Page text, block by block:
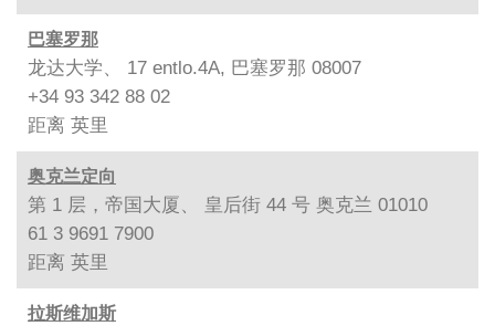
巴塞罗那
龙达大学、 17 entlo.4A, 巴塞罗那 08007
+34 93 342 88 02
距离 英里
奥克兰定向
第 1 层，帝国大厦、 皇后街 44 号 奥克兰 01010
61 3 9691 7900
距离 英里
拉斯维加斯